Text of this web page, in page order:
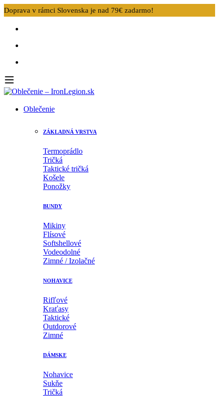
Doprava v rámci Slovenska je nad 79€ zadarmo!
Oblečenie
ZÁKLADNÁ VRSTVA
Termoprádlo
Tričká
Taktické tričká
Košele
Ponožky
BUNDY
Mikiny
Flísové
Softshellové
Vodeodolné
Zimné / Izolačné
NOHAVICE
Rifľové
Kraťasy
Taktické
Outdorové
Zimné
DÁMSKE
Nohavice
Sukňe
Tričká